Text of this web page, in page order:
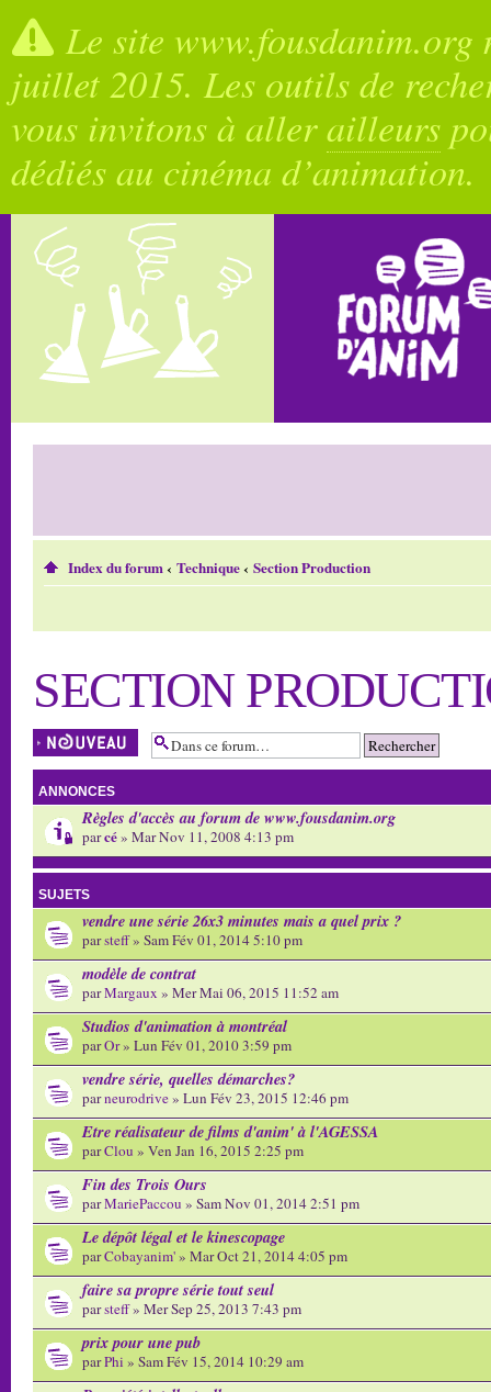
Le site
juillet 2015. Les outils de
vous invitons à allerailleurs
dédiés au cinéma d’animation.
Index du forum‹ Technique‹ Section Production
SECTION
Écrire un nouveau
sujet
ANNONCES
Règles d'accès au forum de www.fousdanim.org
parcé» Mar Nov 11, 2008 4:13 pm
SUJETS
vendre une série 26x3 minutes mais a quel prix ?
parsteff» Sam Fév 01, 2014 5:10 pm
modèle de contrat
parMargaux » Mer Mai 06, 2015 11:52 am
Studios d'animation à montréal
parOr» Lun Fév 01, 2010 3:59 pm
vendre série, quelles démarches?
parneurodrive» Lun Fév 23, 2015 12:46 pm
Etre réalisateur de films d'anim' à l'AGESSA
parClou » Ven Jan 16, 2015 2:25 pm
Fin des Trois Ours
parMariePaccou » Sam Nov 01, 2014 2:51 pm
Le dépôt légal et le kinescopage
parCobayanim'» Mar Oct 21, 2014 4:05 pm
faire sa propre série tout seul
parsteff» Mer Sep 25, 2013 7:43 pm
prix pour une pub
parPhi » Sam Fév 15, 2014 10:29 am